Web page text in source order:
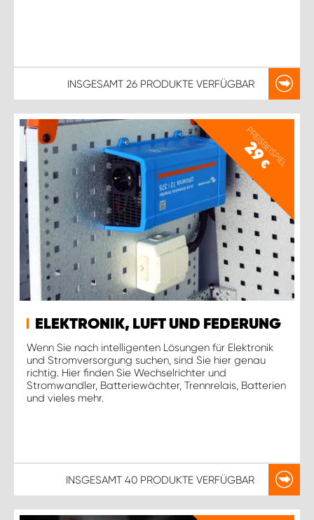
INSGESAMT 26 PRODUKTE VERFÜGBAR
PREISBEISPIEL
29
€
ELEKTRONIK, LUFT UND FEDERUNG
Wenn Sie nach intelligenten Lösungen für Elektronik
und Stromversorgung suchen, sind Sie hier genau
richtig. Hier finden Sie Wechselrichter und
Stromwandler, Batteriewächter, Trennrelais, Batterien
und vieles mehr.
INSGESAMT 40 PRODUKTE VERFÜGBAR